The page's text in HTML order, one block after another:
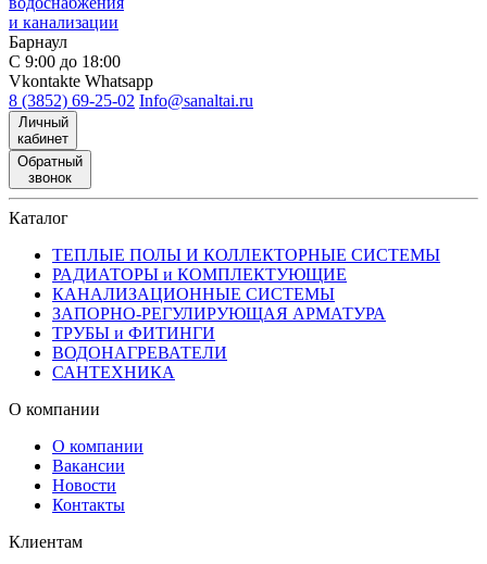
и канализации
Барнаул
С 9:00 до 18:00
Vkontakte Whatsapp
8 (3852) 69-25-02 Info@sanaltai.ru
Личный
кабинет
Обратный
звонок
Каталог
ТЕПЛЫЕ ПОЛЫ И КОЛЛЕКТОРНЫЕ СИСТЕМЫ
РАДИАТОРЫ и КОМПЛЕКТУЮЩИЕ
КАНАЛИЗАЦИОННЫЕ СИСТЕМЫ
ЗАПОРНО-РЕГУЛИРУЮЩАЯ АРМАТУРА
ТРУБЫ и ФИТИНГИ
ВОДОНАГРЕВАТЕЛИ
САНТЕХНИКА
О компании
О компании
Вакансии
Новости
Контакты
Клиентам